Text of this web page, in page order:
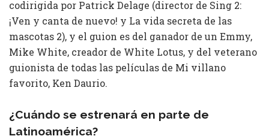
codirigida por Patrick Delage (director de Sing 2:
¡Ven y canta de nuevo! y La vida secreta de las
mascotas 2), y el guion es del ganador de un Emmy,
Mike White, creador de White Lotus, y del veterano
guionista de todas las películas de Mi villano
favorito, Ken Daurio.
¿Cuándo se estrenará en parte de
Latinoamérica?